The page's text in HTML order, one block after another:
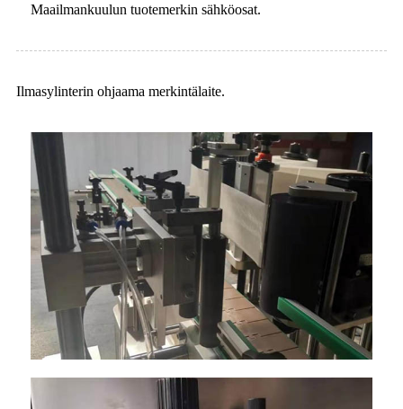
Maailmankuulun tuotemerkin sähköosat.
Ilmasylinterin ohjaama merkintälaite.